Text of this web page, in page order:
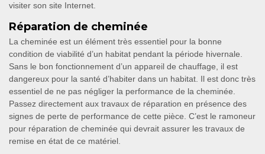
visiter son site Internet.
Réparation de cheminée
La cheminée est un élément très essentiel pour la bonne
condition de viabilité d’un habitat pendant la période hivernale.
Sans le bon fonctionnement d’un appareil de chauffage, il est
dangereux pour la santé d’habiter dans un habitat. Il est donc très
essentiel de ne pas négliger la performance de la cheminée.
Passez directement aux travaux de réparation en présence des
signes de perte de performance de cette pièce. C’est le ramoneur
pour réparation de cheminée qui devrait assurer les travaux de
remise en état de ce matériel.